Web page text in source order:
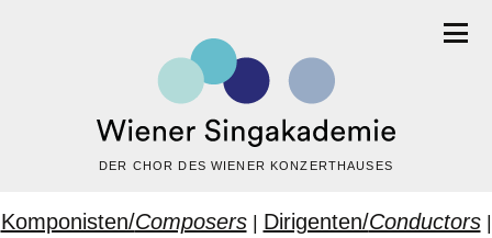
DER CHOR DES WIENER KONZERTHAUSES
Komponisten/Composers| Dirigenten/Conductors|